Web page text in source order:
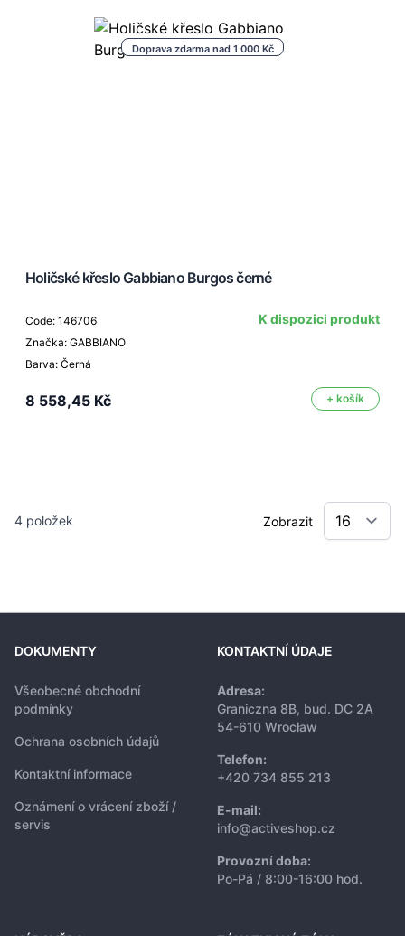
Doprava zdarma nad 1 000 Kč
Holičské křeslo Gabbiano Burgos černé
Code: 146706
Značka: GABBIANO
Barva: Černá
K dispozici produkt
8 558,45 Kč + košík
4 položek Zobrazit
DOKUMENTY
Všeobecné obchodní
podmínky
Ochrana osobních údajů
Kontaktní informace
Oznámení o vrácení zboží /
servis
KONTAKTNÍ ÚDAJE
Adresa:
Graniczna 8B, bud. DC 2A
54-610 Wrocław
Telefon:
+420 734 855 213
E-mail:
info@activeshop.cz
Provozní doba:
Po-Pá / 8:00-16:00 hod.